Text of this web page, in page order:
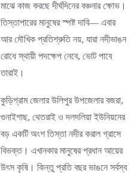
মাঝে কাজ করছে দীর্ঘদিনের বঞ্চনার ক্ষোভ।
তিস্তাপারের মানুষের স্পষ্ট দাবি— এবার
আর মৌখিক প্রতিশ্রুতি নয়, যারা নদীভাঙন
রোধে স্থায়ী পদক্ষেপ নেবে, ভোট পাবে
তারাই।
কুড়িগ্রাম জেলার উলিপুর উপজেলার বজরা,
গুনাইগাছ, থেতরাই ও দলদলিয়া ইউনিয়নের
বড় একটি অংশ তিস্তা নদীর করাল গ্রাসে
বিভক্ত। এখানকার মানুষের প্রধান আয়ের
উৎস কৃষি। কিন্তু প্রতি বছর ভাঙনে সর্বস্ব